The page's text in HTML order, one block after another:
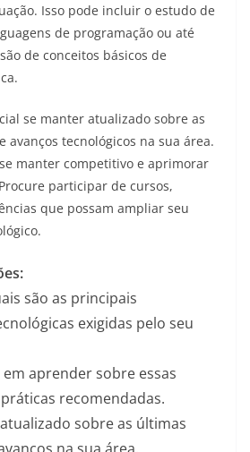
Isso pode incluir o estudo de
de programação ou até
de conceitos básicos de
se manter atualizado sobre as
avanços tecnológicos na sua área.
manter competitivo e aprimorar
participar de cursos,
que possam ampliar seu
são as principais
exigidas pelo seu
aprender sobre essas
recomendadas.
sobre as últimas